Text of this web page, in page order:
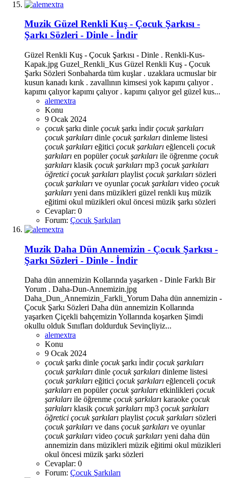
Muzik Güzel Renkli Kuş - Çocuk Şarkısı -
Şarkı Sözleri - Dinle - İndir
Güzel Renkli Kuş - Çocuk Şarkısı - Dinle . Renkli-Kus-
Kapak.jpg Guzel_Renkli_Kus Güzel Renkli Kuş - Çocuk
Şarkı Sözleri Sonbaharda tüm kuşlar . uzaklara ucmuslar bir
kusun kanadı kırık . zavallının kimsesi yok kapımı çalıyor .
kapımı çalıyor kapımı çalıyor . kapımı çalıyor gel güzel kus...
alemextra
Konu
9 Ocak 2024
çocukşarkı dinle çocukşarkı i̇ndirçocuk şarkıları
çocuk şarkıları dinle çocuk şarkıları dinleme listesi
çocuk şarkıları eğitici çocuk şarkıları eğlenceli çocuk
şarkıları en popülerçocuk şarkıları ile öğrenme çocuk
şarkıları klasik çocuk şarkıları mp3 çocuk şarkıları
öğretici çocuk şarkıları playlist çocuk şarkıları sözleri
çocuk şarkıları ve oyunlarçocuk şarkıları video çocuk
şarkıları yeni dans müzikleri güzel renkli kuş müzik
eğitimi okul müzikleri okul öncesi müzik şarkı sözleri
Cevaplar: 0
Forum: Çocuk Şarkıları
Muzik Daha Dün Annemizin - Çocuk Şarkısı -
Şarkı Sözleri - Dinle - İndir
Daha dün annemizin Kollarında yaşarken - Dinle Farklı Bir
Yorum . Daha-Dun-Annemizin.jpg
Daha_Dun_Annemizin_Farkli_Yorum Daha dün annemizin -
Çocuk Şarkı Sözleri Daha dün annemizin Kollarında
yaşarken Çiçekli bahçemizin Yollarında koşarken Şimdi
okullu olduk Sınıfları doldurduk Sevinçliyiz...
alemextra
Konu
9 Ocak 2024
çocukşarkı dinle çocukşarkı i̇ndirçocuk şarkıları
çocuk şarkıları dinle çocuk şarkıları dinleme listesi
çocuk şarkıları eğitici çocuk şarkıları eğlenceli çocuk
şarkıları en popülerçocuk şarkıları etkinlikleri çocuk
şarkıları ile öğrenme çocuk şarkıları karaoke çocuk
şarkıları klasik çocuk şarkıları mp3 çocuk şarkıları
öğretici çocuk şarkıları playlistçocuk şarkıları sözleri
çocuk şarkıları ve dans çocuk şarkıları ve oyunlar
çocuk şarkıları video çocuk şarkıları yeni daha dün
annemizin dans müzikleri müzik eğitimi okul müzikleri
okul öncesi müzik şarkı sözleri
Cevaplar: 0
Forum: Çocuk Şarkıları